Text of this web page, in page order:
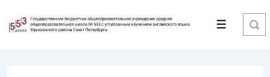
Перейти
Меню